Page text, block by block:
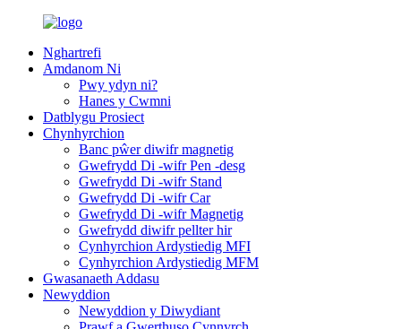
Nghartrefi
Amdanom Ni
Pwy ydyn ni?
Hanes y Cwmni
Datblygu Prosiect
Chynhyrchion
Banc pŵer diwifr magnetig
Gwefrydd Di -wifr Pen -desg
Gwefrydd Di -wifr Stand
Gwefrydd Di -wifr Car
Gwefrydd Di -wifr Magnetig
Gwefrydd diwifr pellter hir
Cynhyrchion Ardystiedig MFI
Cynhyrchion Ardystiedig MFM
Gwasanaeth Addasu
Newyddion
Newyddion y Diwydiant